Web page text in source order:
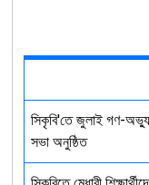
সিকৃবি'তে জুলাই গণ-
সভা অনুষ্ঠিত